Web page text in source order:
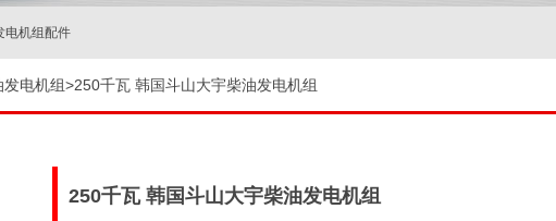
电机组配件
电机组>250千瓦 韩国斗山大宇柴油发电机组
250千瓦 韩国斗山大宇柴油发电机组